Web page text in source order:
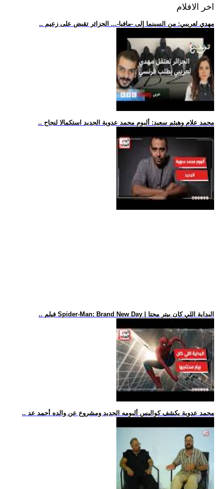
اخر الافلام
.. مهدي لعريبي: من السينما إلى -مافيا-... الجزائر تقبض على زعيم
.. محمد علام وهيثم سعيد: ألبوم محمد عدوية الجديد استكمالا لنجاح
.. فيلم Spider-Man: Brand New Day | البداية اللي كان بيتر محتا
.. محمد عدوية يكشف كواليس ألبومه الجديد ومشروع عن والده أحمد عد